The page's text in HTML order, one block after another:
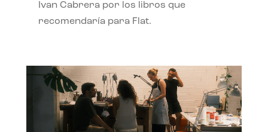
Ivan Cabrera por los libros que
recomendaría para Flat.